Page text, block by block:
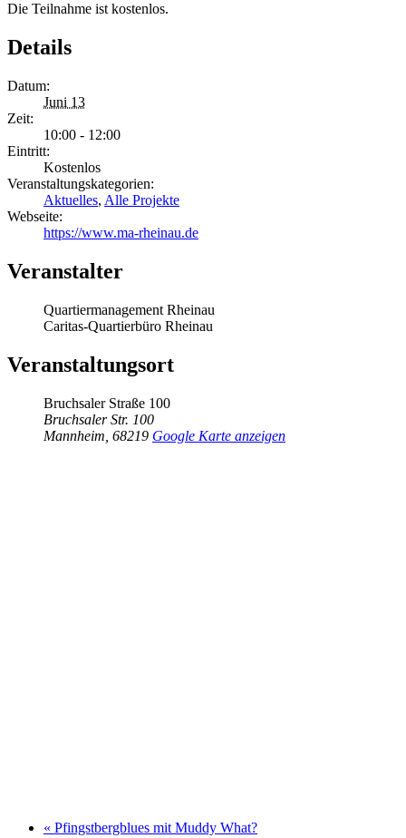
Die Teilnahme ist kostenlos.
Details
Datum:
Juni 13
Zeit:
10:00 - 12:00
Eintritt:
Kostenlos
Veranstaltungskategorien:
Aktuelles, Alle Projekte
Webseite:
https://www.ma-rheinau.de
Veranstalter
Quartiermanagement Rheinau
Caritas-Quartierbüro Rheinau
Veranstaltungsort
Bruchsaler Straße 100
Bruchsaler Str. 100
Mannheim 68219 Google Karte anzeigen
« Pfingstbergblues mit Muddy What?